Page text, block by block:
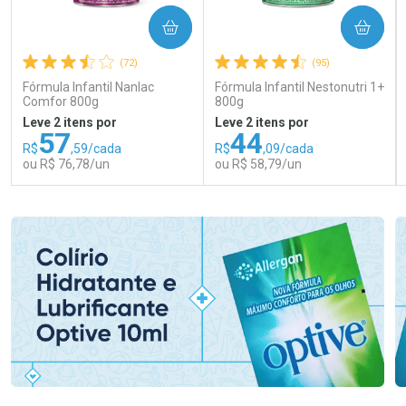
(72)
Fórmula Infantil Nanlac
Comfor 800g
Leve 2 itens por
R$57,59/cada
ou R$ 76,78/un
COMPRAR
(95)
Fórmula Infantil Nestonutri 1+
800g
Leve 2 itens por
R$44,09/cada
ou R$ 58,79/un
COMPRAR
Laboratório
Por Menos